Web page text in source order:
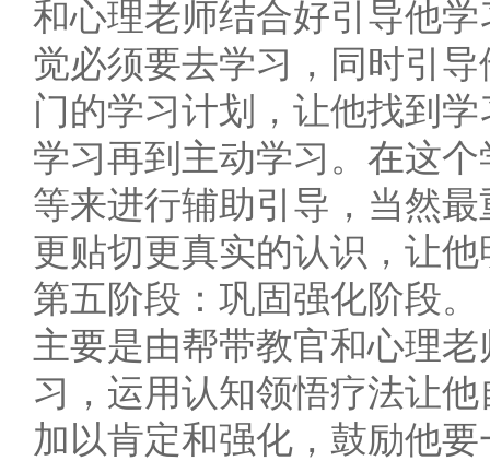
和心理老师结合好引导他
觉必须要去学习，同时引
门的学习计划，让他找到
学习再到主动学习。在这
等来进行辅助引导，当然
更贴切更真实的认识，让
第五阶段：巩固强化阶段。
主要是由帮带教官和心理
习，运用认知领悟疗法让
加以肯定和强化，鼓励他